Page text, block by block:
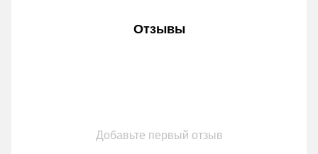
Отзывы
Добавьте первый отзыв